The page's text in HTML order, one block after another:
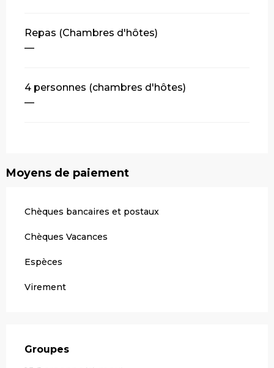
Repas (Chambres d'hôtes)
—
4 personnes (chambres d'hôtes)
—
Moyens de paiement
Chèques bancaires et postaux
Chèques Vacances
Espèces
Virement
Groupes
Groupes